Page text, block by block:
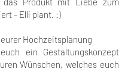
- Elli plant. :)
Hochzeitsplanung
ein Gestaltungskonzept
Wünschen, welches euch